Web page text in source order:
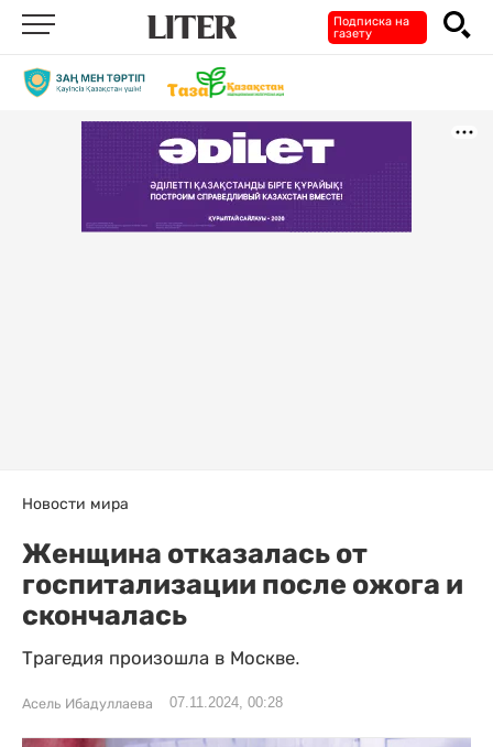
Подписка на
газету
Новости мира
Женщина отказалась от
госпитализации после ожога и
скончалась
Трагедия произошла в Москве.
Асель Ибадуллаева 07.11.2024, 00:28